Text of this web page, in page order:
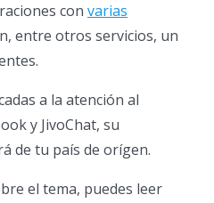
con varias
entre otros servicios, un
a la atención al
y JivoChat, su
de tu país de orígen.
el tema, puedes leer